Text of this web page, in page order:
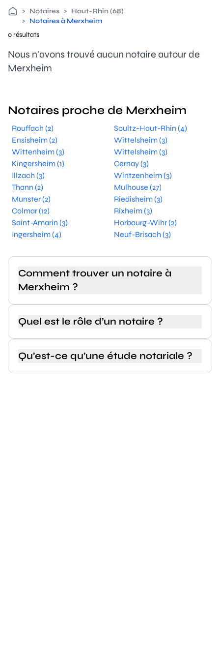
> Notaires > Haut-Rhin (68)
> Notaires à Merxheim
0 résultats
Nous n'avons trouvé aucun notaire autour de
Merxheim
Notaires proche de Merxheim
Rouffach (2)
Soultz-Haut-Rhin (4)
Ensisheim (2)
Wittelsheim (3)
Wittenheim (3)
Wittelsheim (3)
Kingersheim (1)
Cernay (3)
Illzach (3)
Wintzenheim (3)
Thann (2)
Mulhouse (27)
Munster (2)
Riedisheim (3)
Colmar (12)
Rixheim (3)
Saint-Amarin (3)
Horbourg-Wihr (2)
Ingersheim (4)
Neuf-Brisach (3)
Comment trouver un notaire à
Merxheim ?
Quel est le rôle d’un notaire ?
Qu’est-ce qu’une étude notariale ?